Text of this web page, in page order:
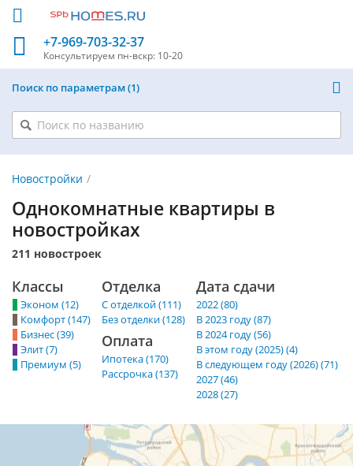
+7-969-703-32-37
Консультируем пн-вскр: 10-20
Поиск по параметрам 1
Новостройки
Однокомнатные квартиры в
новостройках
211 новостроек
Классы
Эконом (12)
Комфорт (147)
Бизнес (39)
Элит (7)
Премиум (5)
Отделка
С отделкой (111)
Без отделки (128)
Оплата
Ипотека (170)
Рассрочка (137)
Дата сдачи
2022 (80)
В 2023 году (87)
В 2024 году (56)
В этом году (2025) (4)
В следующем году (2026) (71)
2027 (46)
2028 (27)